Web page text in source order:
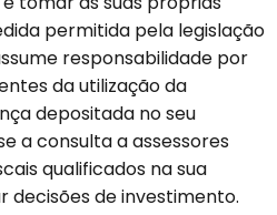
permitida pela legislação
responsabilidade por
da utilização da
depositada no seu
a consulta a assessores
qualificados na sua
decisões de investimento.